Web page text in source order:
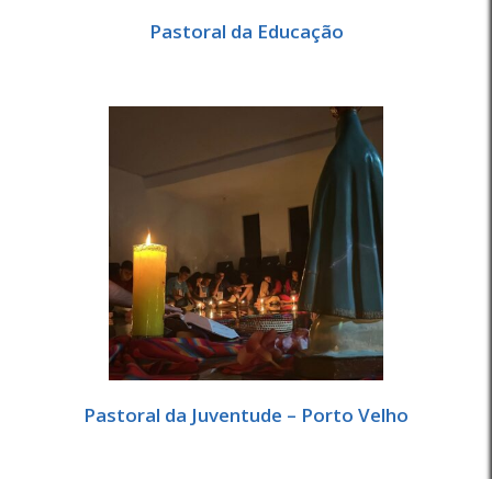
Pastoral da Educação
Pastoral da Juventude – Porto Velho